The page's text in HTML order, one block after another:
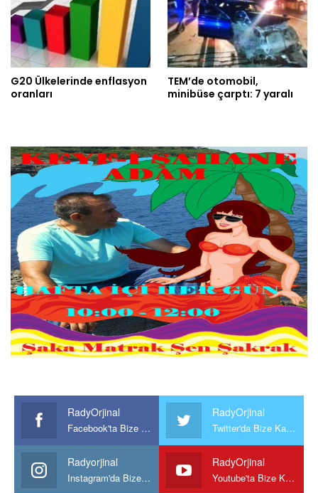
G20 Ülkelerinde enflasyon
oranları
TEM’de otomobil,
minibüse çarptı: 7 yaralı
RadyOrjinal
Facebook'ta Bize Katılın
RadyOrjinal
Twitter'da Bize Katılın
Radyorjinal
Instagram'da Bize katılın
RadyOrjinal
Youtube'ta Bize Katılın